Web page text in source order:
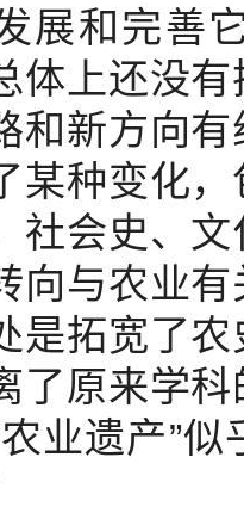
展和完善
体上还没
和新方向
某种变化
社会史、
向与农业
是拓宽了
了原来学
业遗产”